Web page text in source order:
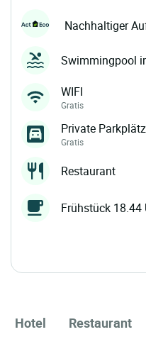
Nachhaltiger
Swimmingpool
WIFI
Gratis
Private
Gratis
Restaurant
Frühstück 18.44
Hotel Restaurant